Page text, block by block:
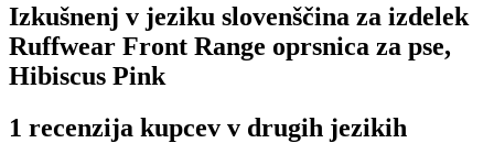
Izkušnenj v jeziku slovenščina za izdelek
Ruffwear Front Range oprsnica za pse,
Hibiscus Pink
1 recenzija kupcev v drugih jezikih